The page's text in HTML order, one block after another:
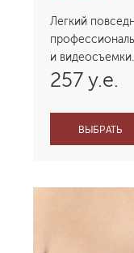
Легкий
и видеосъемки.
257 у.е.
ВЫБРАТЬ